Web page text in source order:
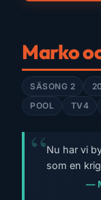
Marko
SÄSONG 2
POOL
TV4
Nu har vi
som en
—